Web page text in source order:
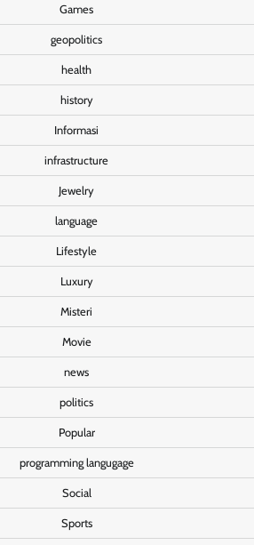
Games
geopolitics
health
history
Informasi
infrastructure
Jewelry
language
Lifestyle
Luxury
Misteri
Movie
news
politics
Popular
programming langugage
Social
Sports